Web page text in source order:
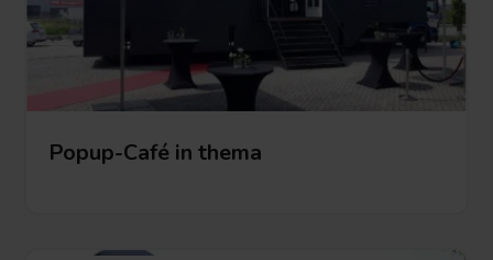
Popup-Café in thema